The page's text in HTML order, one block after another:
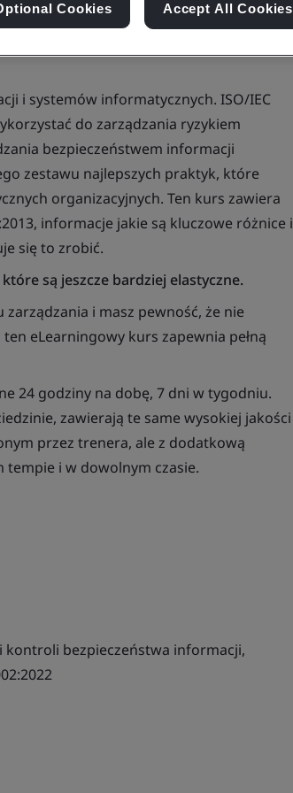
i systemów informatycznych. ISO/IEC
do zarządzania ryzykiem
bezpieczeństwem informacji
zestawu najlepszych praktyk, które
organizacyjnych. Ten kurs zawiera
informacje jakie są kluczowe różnice i
się to zrobić.
są jeszcze bardziej elastyczne.
i masz pewność, że nie
eLearningowy kurs zapewnia pełną
24 godziny na dobę, 7 dni w tygodniu.
zawierają te same wysokiej jakości
przez trenera, ale z dodatkową
tempie i w dowolnym czasie.
kontroli bezpieczeństwa informacji,
Cookies Accept All Cookies